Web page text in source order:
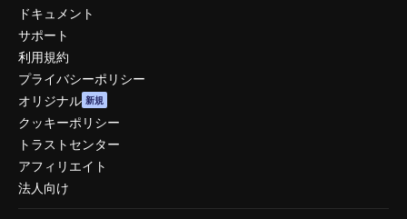
ドキュメント
サポート
利用規約
プライバシーポリシー
オリジナル 新規
クッキーポリシー
トラストセンター
アフィリエイト
法人向け